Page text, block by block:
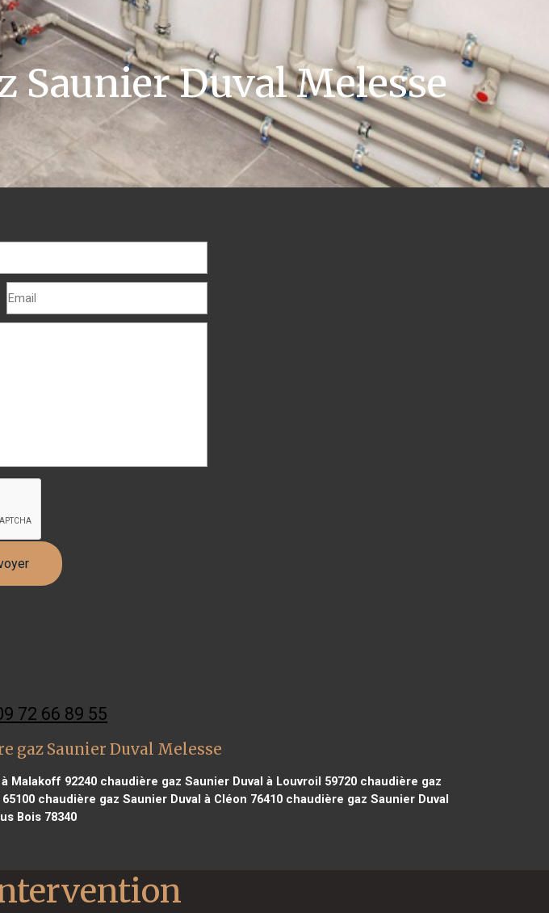
Saunier Duval Melesse
72 66 89 55
gaz Saunier Duval Melesse
Malakoff 92240 chaudière gaz Saunier Duval à Louvroil 59720 chaudière gaz
chaudière gaz Saunier Duval à Cléon 76410chaudière gaz Saunier Duval
Bois 78340